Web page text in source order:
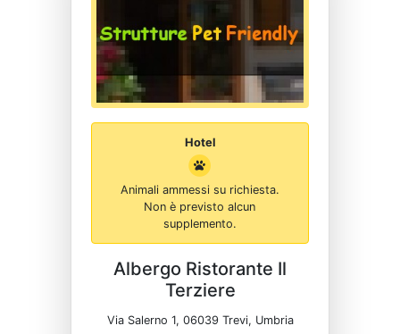
Hotel
Animali ammessi su richiesta.
Non è previsto alcun
supplemento.
Albergo Ristorante Il
Terziere
Via Salerno 1, 06039 Trevi, Umbria